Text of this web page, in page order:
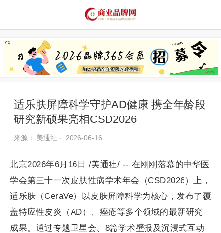
推荐品牌 品牌故事
适乐肤屏障科学守护AD健康 携全年龄段
研究新硕果亮相CSD2026
来源： 美通社 · 2026-06-16
北京2026年6月16日 /美通社/ -- 在刚刚落幕的中华医
学会第三十一次皮肤性病学术年会（CSD2026）上，
适乐肤（CeraVe）以皮肤屏障科学为核心，发布了覆
盖特应性皮炎（AD）、痤疮等多个领域的最新研究
成果。通过专题卫星会、8篇学术壁报及沉浸式互动